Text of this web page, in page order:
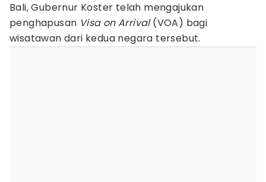
Bali, Gubernur Koster telah mengajukan
penghapusan Visa on Arrival(VOA) bagi
wisatawan dari kedua negara tersebut.